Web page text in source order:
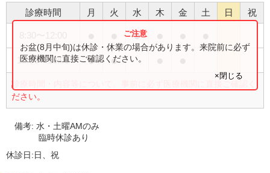
診療時間 月 火 水 木 金 土 日 祝
●
15:00〜18:00 ● ●
診療時間・内容等について、事前に必ず医療機関に直接ご確認く
ださい。
お盆(8月中旬)は休診・休業の場合があります。来院前に必ず
医療機関に直接ご確認ください。
×閉じる
備考:水・土曜AMのみ
臨時休診あり
休診日:日、祝